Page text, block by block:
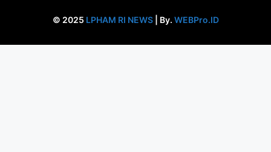
© 2025 LPHAM RI NEWS| By. WEBPro.ID